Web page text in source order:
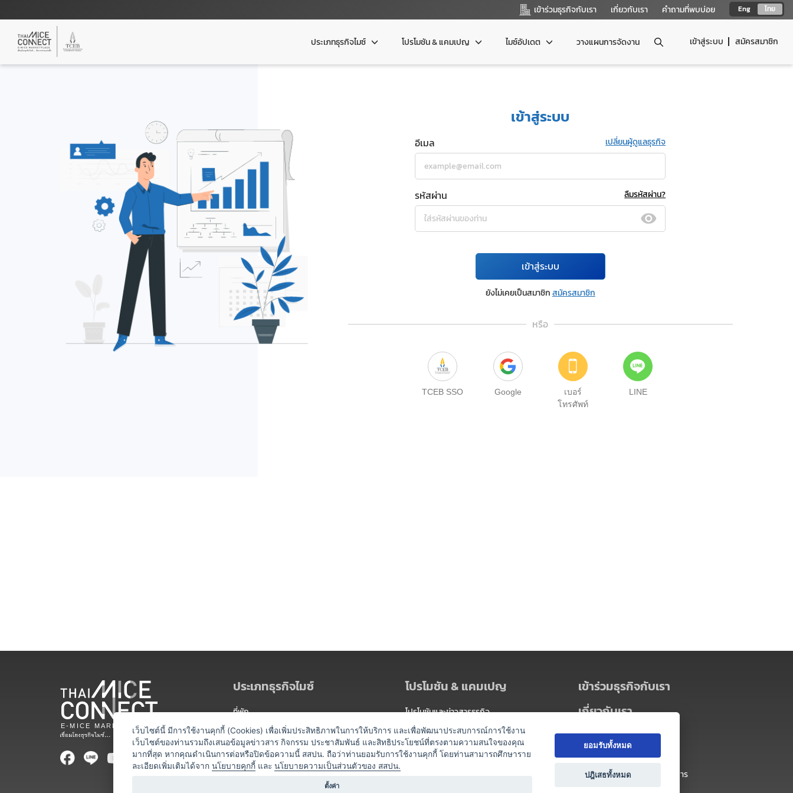
Eng ไทย
เข้าร่วมธุรกิจกับเรา เกี่ยวกับเรา คำถามที่พบบ่อย
เข้าสู่ระบบ สมัครสมาชิก
ประเภทธุรกิจไมซ์ โปรโมชัน & แคมเปญ ไมซ์อัปเดต วางแผนการจัดงาน
เข้าสู่ระบบ
อีเมล เปลี่ยนผู้ดูแลธุรกิจ
รหัสผ่าน ลืมรหัสผ่าน?
เข้าสู่ระบบ
ยังไม่เคยเป็นสมาชิกสมัครสมาชิก
หรือ
TCEB SSO Google
เบอร์
โทรศัพท์
LINE
ประเภทธุรกิจไมซ์
ที่พัก
สถานที่จัดงาน
ท่องเที่ยว / นำเที่ยว
ออแกไนเซอร์
โปรโมชัน & แคมเปญ
โปรโมชันและข่าวสารธุรกิจ
แพ็กเกจ
แคมเปญ
เข้าร่วมธุรกิจกับเรา
เกี่ยวกับเรา
เกี่ยวกับ Thai MICE Connect
นโยบายความเป็นส่วนตัว
ข้อตกลง และเงื่อนไขการใช้บริการ
เว็บไซต์นี้ มีการใช้งานคุกกี้ (Cookies) เพื่อเพิ่มประสิทธิภาพในการให้บริการ และเพื่อพัฒนาประสบการณ์การใช้งาน
เว็บไซต์ของท่านรวมถึงเสนอข้อมูลข่าวสาร กิจกรรม ประชาสัมพันธ์ และสิทธิประโยชน์ที่ตรงตามความสนใจของคุณ
มากที่สุด หากคุณดำเนินการต่อหรือปิดข้อความนี้ สสปน. ถือว่าท่านยอมรับการใช้งานคุกกี้ โดยท่านสามารถศึกษาราย
ละเอียดเพิ่มเติมได้จาก นโยบายคุกกี้ และ นโยบายความเป็นส่วนตัวของ สสปน.
ตั้งค่า
ยอมรับทั้งหมด
ปฎิเสธทั้งหมด